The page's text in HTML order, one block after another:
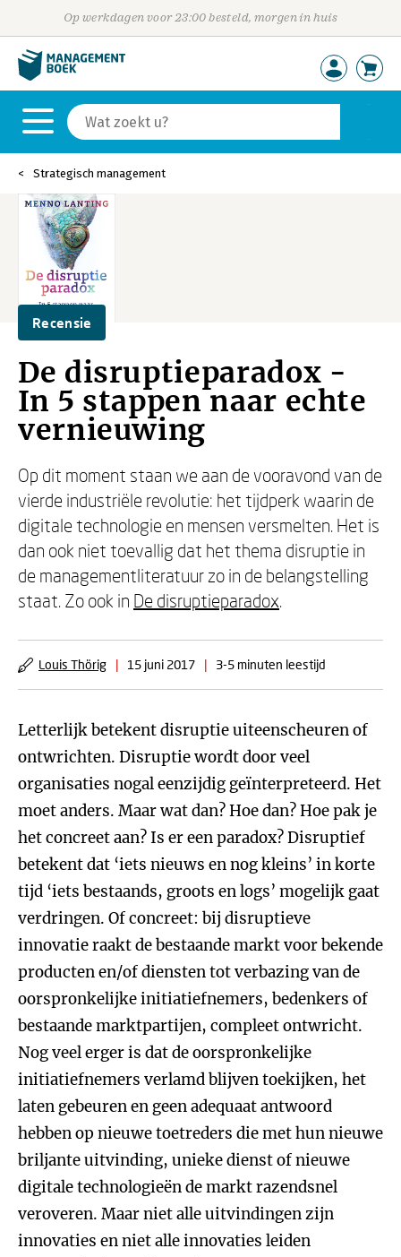
Op werkdagen voor 23:00 besteld, morgen in huis
Strategisch management
Recensie
De disruptieparadox -
In 5 stappen naar echte
vernieuwing
Op dit moment staan we aan de vooravond van de
vierde industriële revolutie: het tijdperk waarin de
digitale technologie en mensen versmelten. Het is
dan ook niet toevallig dat het thema disruptie in
de managementliteratuur zo in de belangstelling
staat. Zo ook in De disruptieparadox.
Louis Thörig | 15 juni 2017 | 3-5 minuten leestijd
Letterlijk betekent disruptie uiteenscheuren of
ontwrichten. Disruptie wordt door veel
organisaties nogal eenzijdig geïnterpreteerd. Het
moet anders. Maar wat dan? Hoe dan? Hoe pak je
het concreet aan? Is er een paradox? Disruptief
betekent dat ‘iets nieuws en nog kleins’ in korte
tijd ‘iets bestaands, groots en logs’ mogelijk gaat
verdringen. Of concreet: bij disruptieve
innovatie raakt de bestaande markt voor bekende
producten en/of diensten tot verbazing van de
oorspronkelijke initiatiefnemers, bedenkers of
bestaande marktpartijen, compleet ontwricht.
Nog veel erger is dat de oorspronkelijke
initiatiefnemers verlamd blijven toekijken, het
laten gebeuren en geen adequaat antwoord
hebben op nieuwe toetreders die met hun nieuwe
briljante uitvinding, unieke dienst of nieuwe
digitale technologieën de markt razendsnel
veroveren. Maar niet alle uitvindingen zijn
innovaties en niet alle innovaties leiden